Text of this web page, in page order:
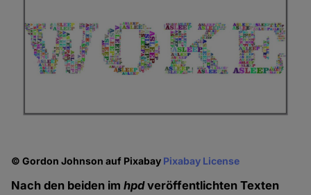
© Gordon Johnson auf Pixabay Pixabay License
Nach den beiden imhpdveröffentlichten Texten